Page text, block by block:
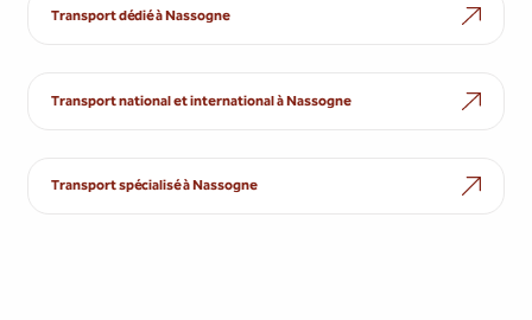
Transport dédié à Nassogne
Transport national et international à Nassogne
Transport spécialisé à Nassogne